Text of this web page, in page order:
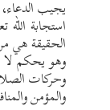
يجيب
استجابة الله
الحقيقة هي
وهو يحكم لا
وحركات
والمؤمن